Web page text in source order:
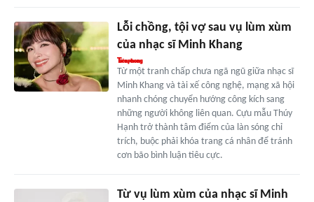
Lỗi chồng, tội vợ sau vụ lùm xùm
của nhạc sĩ Minh Khang
Từ một tranh chấp chưa ngã ngũ giữa nhạc sĩ
Minh Khang và tài xế công nghệ, mạng xã hội
nhanh chóng chuyển hướng công kích sang
những người không liên quan. Cựu mẫu Thúy
Hạnh trở thành tâm điểm của làn sóng chỉ
trích, buộc phải khóa trang cá nhân để tránh
cơn bão bình luận tiêu cực.
Từ vụ lùm xùm của nhạc sĩ Minh